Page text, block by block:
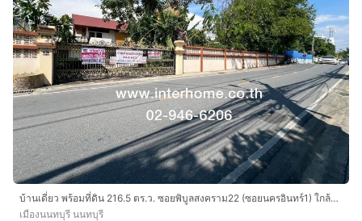
บ้านเดี่ยว พร้อมที่ดิน 216.5 ตร.ว. ซอยพิบูลสงคราม22 (ซอยนครอินทร์1) ใกล้วัดกำแพง, MRT แยกติวานนท์ ถนนนครอินทร์
เมืองนนทบุรี นนทบุรี